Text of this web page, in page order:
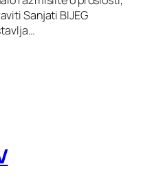
Sanjati BIJEG